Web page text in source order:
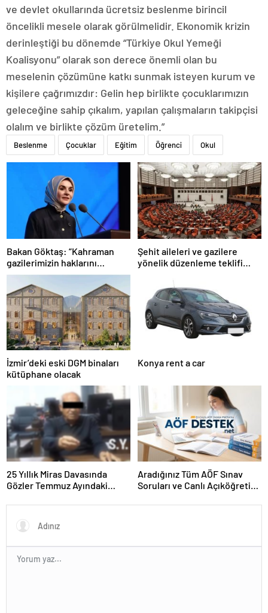
ve devlet okullarında ücretsiz beslenme birincil
öncelikli mesele olarak görülmelidir. Ekonomik krizin
derinleştiği bu dönemde “Türkiye Okul Yemeği
Koalisyonu” olarak son derece önemli olan bu
meselenin çözümüne katkı sunmak isteyen kurum ve
kişilere çağrımızdır: Gelin hep birlikte çocuklarımızın
geleceğine sahip çıkalım, yapılan çalışmaların takipçisi
olalım ve birlikte çözüm üretelim.”
Beslenme Çocuklar Eğitim Öğrenci Okul
Bakan Göktaş: “Kahraman
gazilerimizin haklarını
güçlendiren yeni bir dönemin
kapılarını aralıyoruz”
Şehit aileleri ve gazilere
yönelik düzenleme teklifi
İzmir’deki eski DGM binaları
kütüphane olacak
Konya rent a car
25 Yıllık Miras Davasında
Gözler Temmuz Ayındaki
Aradığınız Tüm AÖF Sınav
Soruları ve Canlı Açıköğretim